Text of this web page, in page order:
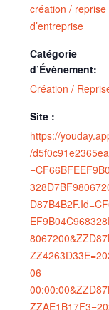
création / reprise
d’entreprise
Catégorie
d’Évènement:
Création /
Site :
https://
/
06